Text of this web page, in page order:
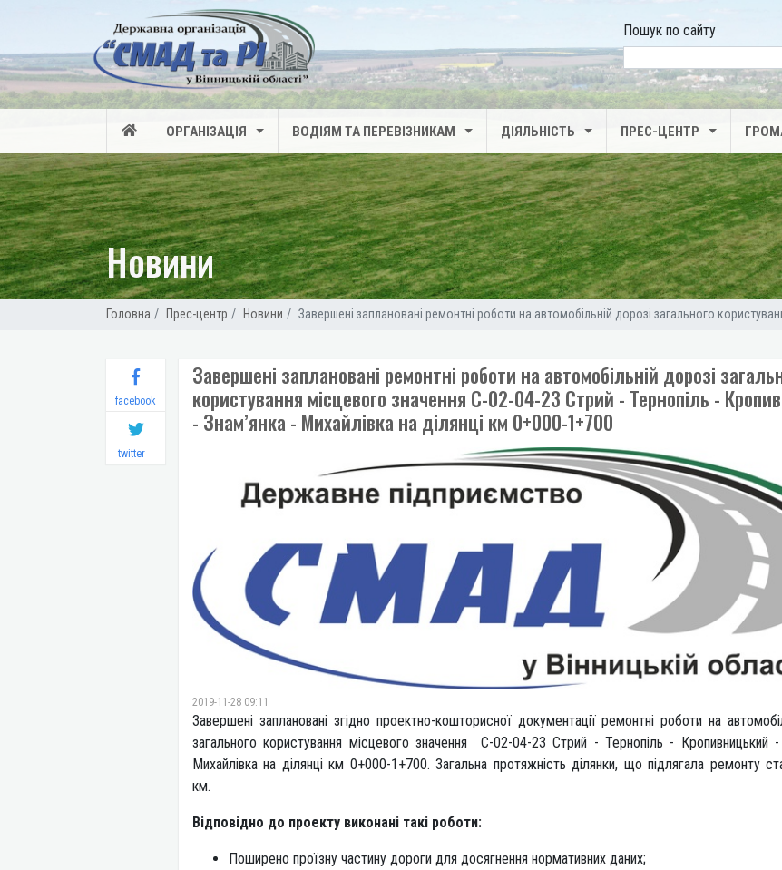
Пошук по сайту
search
ОРГАНІЗАЦІЯ ВОДІЯМ ТА ПЕРЕВІЗНИКАМ ДІЯЛЬНІСТЬ ПРЕС-ЦЕНТР
Головна Прес-центр Новини Завершені заплановані ремонтні роботи на автомобільній дорозі загального
Новини
Завершені заплановані ремонтні роботи на автомобільній дорозі
користування місцевого значення С-02-04-23 Стрий - Тернопіль -
- Знам’янка - Михайлівка на ділянці км 0+000-1+700
2019-11-28 09:11
Завершені заплановані згідно проектно-кошторисної документації ремонтні роботи на
загального користування місцевого значення С-02-04-23 Стрий - Тернопіль - Кропивницький
Михайлівка на ділянці км 0+000-1+700. Загальна протяжність ділянки, що підлягала ремонту
км.
Відповідно до проекту виконані такі роботи:
Поширено проїзну частину дороги для досягнення нормативних даних;
facebook
twitter